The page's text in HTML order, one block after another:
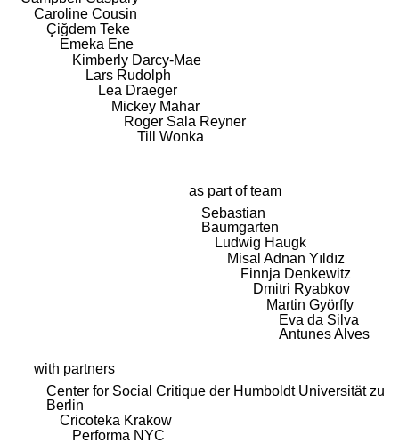
Caroline Cousin
Çiğdem Teke
Emeka Ene
Kimberly Darcy-Mae
Lars Rudolph
Lea Draeger
Mickey Mahar
Roger Sala Reyner
Till Wonka
as part of team
Sebastian
Baumgarten
Ludwig Haugk
Misal Adnan Yıldız
Finnja Denkewitz
Dmitri Ryabkov
Martin Györffy
Eva da Silva
Antunes Alves
with partners
Center for Social Critique der Humboldt Universität zu
Berlin
Cricoteka Krakow
Performa NYC